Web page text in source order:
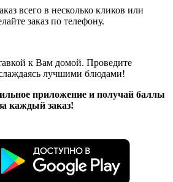
всего в несколько кликов или
заказ по телефону.
к Вам домой. Проведите
лучшими блюдами!
приложение и получай баллы
каждый заказ!